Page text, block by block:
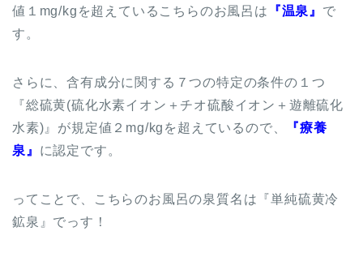
値１mg/kgを超えているこちらのお風呂は
『温泉』 で
す。
さらに、含有成分に関する７つの特定の条件の１つ
『総硫黄(硫化水素イオン＋チオ硫酸イオン＋遊離硫化
水素)』が規定値２mg/kgを超えているので、
『療養
泉』 に認定です。
ってことで、こちらのお風呂の泉質名は『単純硫黄冷
鉱泉』でっす！